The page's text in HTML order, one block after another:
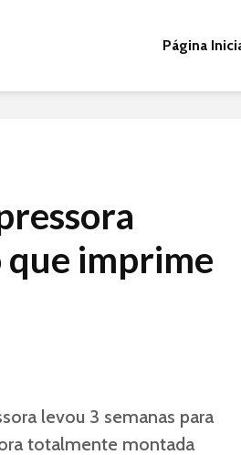
Página
que imprime
levou 3 semanas para
totalmente montada